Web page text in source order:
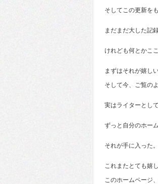
そしてこの更新を
まだまだ大した記
けれども何とかこ
まずはそれが嬉しい
そして今、ご覧の
実はライターとし
ずっと自分のホー
それが手に入った。
これまたとても嬉し
このホームページ